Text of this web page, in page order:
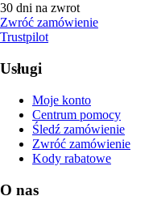
30 dni na zwrot
Zwróć zamówienie
Trustpilot
Usługi
Moje konto
Centrum pomocy
Śledź zamówienie
Zwróć zamówienie
Kody rabatowe
O nas